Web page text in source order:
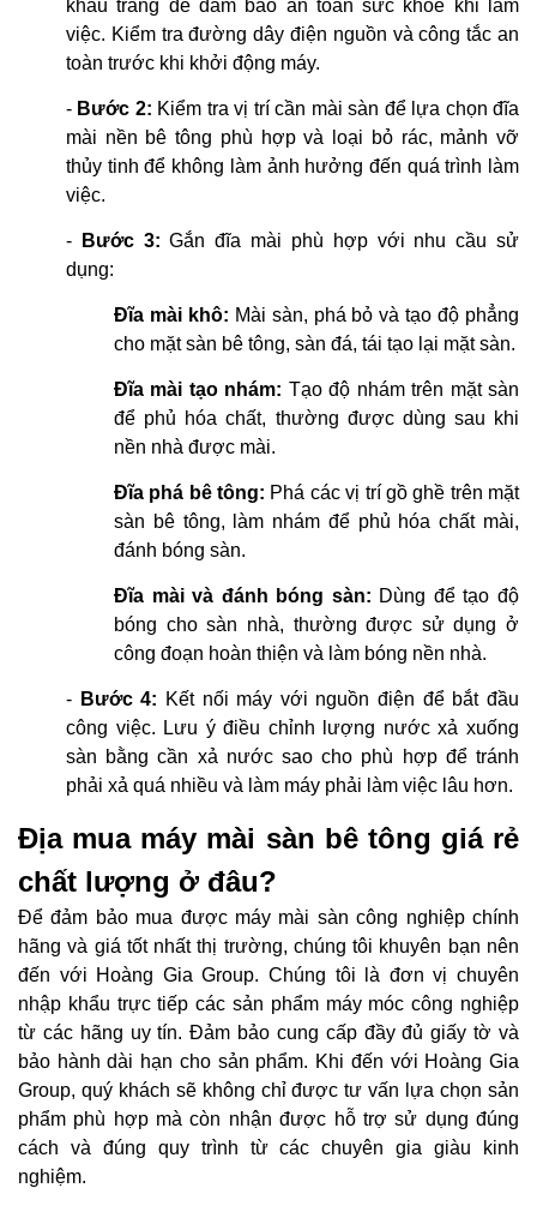
khẩu trang để đảm bảo an toàn sức khỏe khi làm
việc. Kiểm tra đường dây điện nguồn và công tắc an
toàn trước khi khởi động máy.
- Bước 2: Kiểm tra vị trí cần mài sàn để lựa chọn đĩa
mài nền bê tông phù hợp và loại bỏ rác, mảnh vỡ
thủy tinh để không làm ảnh hưởng đến quá trình làm
việc.
- Bước 3: Gắn đĩa mài phù hợp với nhu cầu sử
dụng:
Đĩa mài khô: Mài sàn, phá bỏ và tạo độ phẳng
cho mặt sàn bê tông, sàn đá, tái tạo lại mặt sàn.
Đĩa mài tạo nhám: Tạo độ nhám trên mặt sàn
để phủ hóa chất, thường được dùng sau khi
nền nhà được mài.
Đĩa phá bê tông: Phá các vị trí gồ ghề trên mặt
sàn bê tông, làm nhám để phủ hóa chất mài,
đánh bóng sàn.
Đĩa mài và đánh bóng sàn: Dùng để tạo độ
bóng cho sàn nhà, thường được sử dụng ở
công đoạn hoàn thiện và làm bóng nền nhà.
- Bước 4: Kết nối máy với nguồn điện để bắt đầu
công việc. Lưu ý điều chỉnh lượng nước xả xuống
sàn bằng cần xả nước sao cho phù hợp để tránh
phải xả quá nhiều và làm máy phải làm việc lâu hơn.
Địa mua máy mài sàn bê tông giá rẻ
chất lượng ở đâu?
Để đảm bảo mua được máy mài sàn công nghiệp chính
hãng và giá tốt nhất thị trường, chúng tôi khuyên bạn nên
đến với Hoàng Gia Group. Chúng tôi là đơn vị chuyên
nhập khẩu trực tiếp các sản phẩm máy móc công nghiệp
từ các hãng uy tín. Đảm bảo cung cấp đầy đủ giấy tờ và
bảo hành dài hạn cho sản phẩm. Khi đến với Hoàng Gia
Group, quý khách sẽ không chỉ được tư vấn lựa chọn sản
phẩm phù hợp mà còn nhận được hỗ trợ sử dụng đúng
cách và đúng quy trình từ các chuyên gia giàu kinh
nghiệm.